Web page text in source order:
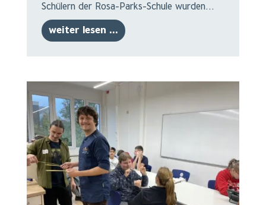
Schülern der Rosa-Parks-Schule wurden...
weiter lesen ...